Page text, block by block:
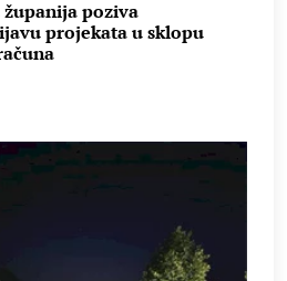
poziva
projekata u sklopu